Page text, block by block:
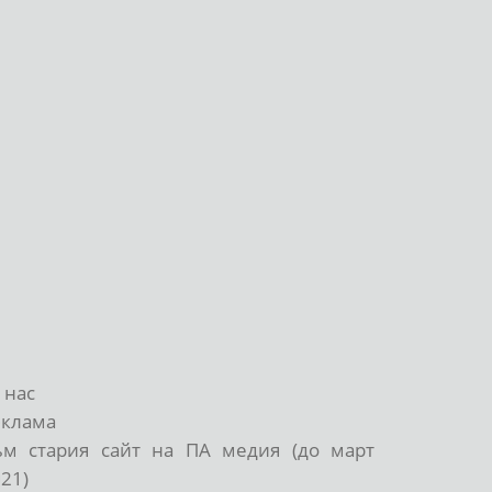
нас
стария сайт на ПА медия (до март